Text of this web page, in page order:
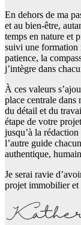
En dehors de ma
et au bien‑être,
temps en nature et
suivi une formation
patience, la
j’intègre dans
À ces valeurs
place centrale dans
du détail et du
étape de votre
jusqu’à la
l’autre guide
authentique,
Je serai ravie
projet immobilier et